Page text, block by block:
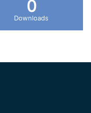
0
Downloads